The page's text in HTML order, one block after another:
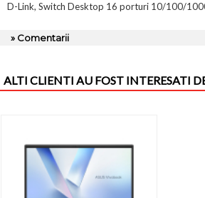
D-Link, Switch Desktop 16 porturi 10/100/
» Comentarii
ALTI CLIENTI AU FOST INTERESATI